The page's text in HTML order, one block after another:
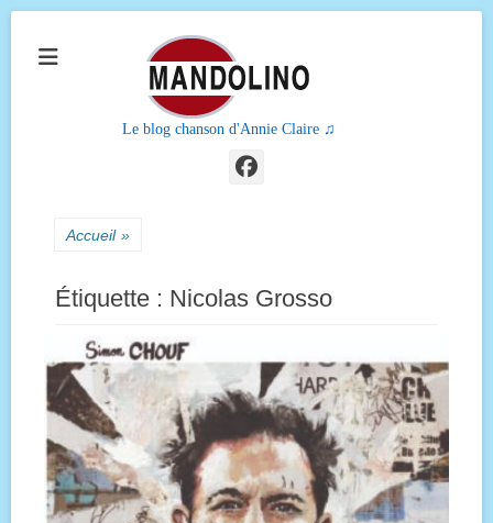
Le blog chanson d'Annie Claire ♫
Facebook
Accueil »
Étiquette : Nicolas Grosso